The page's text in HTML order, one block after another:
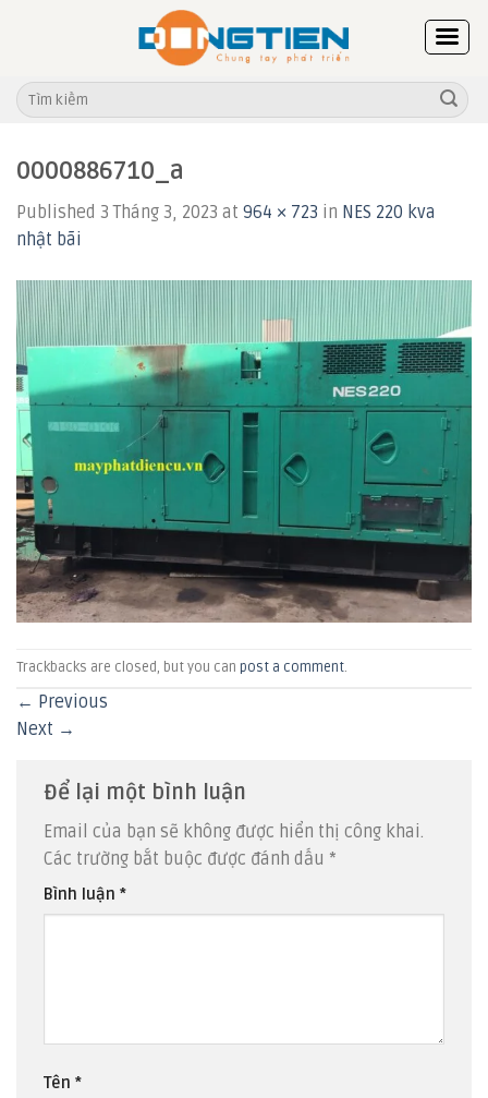
Tìm
kiếm:
0000886710_a
Published 3 Tháng 3, 2023 at 964 × 723 in NES 220 kva
nhật bãi
Trackbacks are closed, but you can post a comment.
← Previous
Next →
Để lại một bình luận
Email của bạn sẽ không được hiển thị công khai.
Các trường bắt buộc được đánh dấu *
Bình luận *
Tên *